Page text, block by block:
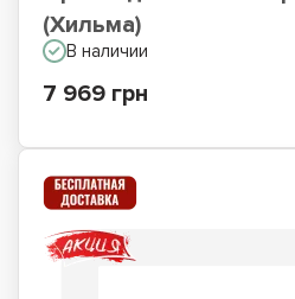
(Хильма)
В наличии
7 969 грн